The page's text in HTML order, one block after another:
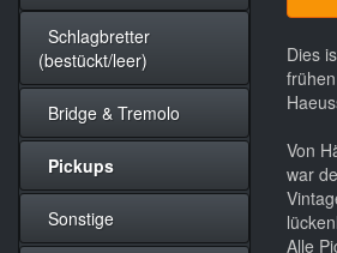
Dies
Von
war
Alle
Schlagbretter
(bestückt/leer)
Bridge & Tremolo
Pickups
Sonstige